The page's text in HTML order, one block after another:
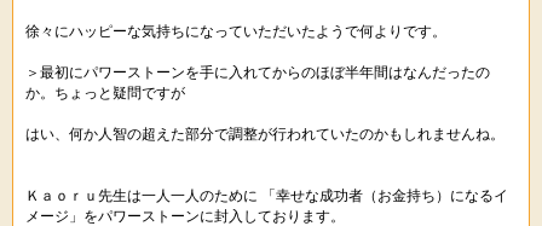
徐々にハッピーな気持ちになっていただいたようで何よりです。
＞最初にパワーストーンを手に入れてからのほぼ半年間はなんだったの
か。ちょっと疑問ですが
はい、何か人智の超えた部分で調整が行われていたのかもしれませんね。
Ｋａｏｒｕ先生は一人一人のために 「幸せな成功者（お金持ち）になるイ
メージ」をパワーストーンに封入しております。